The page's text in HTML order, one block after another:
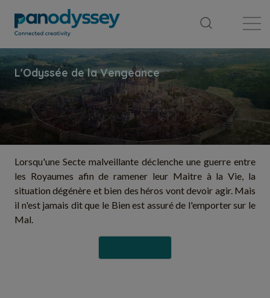
Lorsqu'une Secte malveillante déclenche une guerre entre
les Royaumes afin de ramener leur Maitre à la Vie, la
situation dégénère et bien des héros vont devoir agir. Mais
il n'est jamais dit que le Bien est assuré de l'emporter sur le
Mal.